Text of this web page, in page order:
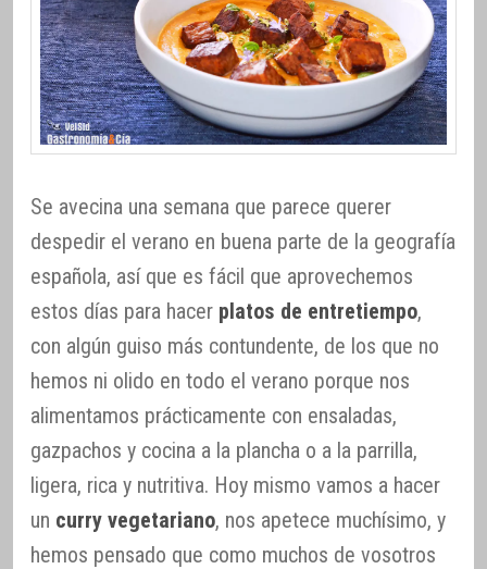
Se avecina una semana que parece querer
despedir el verano en buena parte de la geografía
española, así que es fácil que aprovechemos
estos días para hacer platos de entretiempo,
con algún guiso más contundente, de los que no
hemos ni olido en todo el verano porque nos
alimentamos prácticamente con ensaladas,
gazpachos y cocina a la plancha o a la parrilla,
ligera, rica y nutritiva. Hoy mismo vamos a hacer
un curry vegetariano, nos apetece muchísimo, y
hemos pensado que como muchos de vosotros